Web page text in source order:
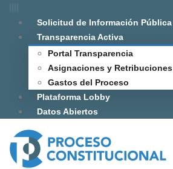
Solicitud de Información Pública
Transparencia Activa
Portal Transparencia
Asignaciones y Retribuciones
Gastos del Proceso
Plataforma Lobby
Datos Abiertos